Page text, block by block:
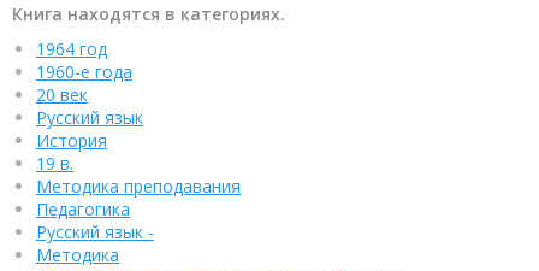
Книга находятся в категориях.
1964 год
1960-е года
20 век
Русский язык
История
19 в.
Методика преподавания
Педагогика
Русский язык -
Методика